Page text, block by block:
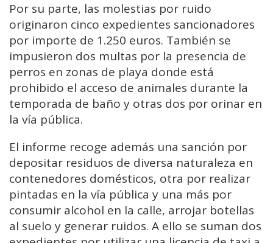
Por su parte, las molestias por ruido
originaron cinco expedientes sancionadores
por importe de 1.250 euros. También se
impusieron dos multas por la presencia de
perros en zonas de playa donde está
prohibido el acceso de animales durante la
temporada de baño y otras dos por orinar en
la vía pública.
El informe recoge además una sanción por
depositar residuos de diversa naturaleza en
contenedores domésticos, otra por realizar
pintadas en la vía pública y una más por
consumir alcohol en la calle, arrojar botellas
al suelo y generar ruidos. A ello se suman dos